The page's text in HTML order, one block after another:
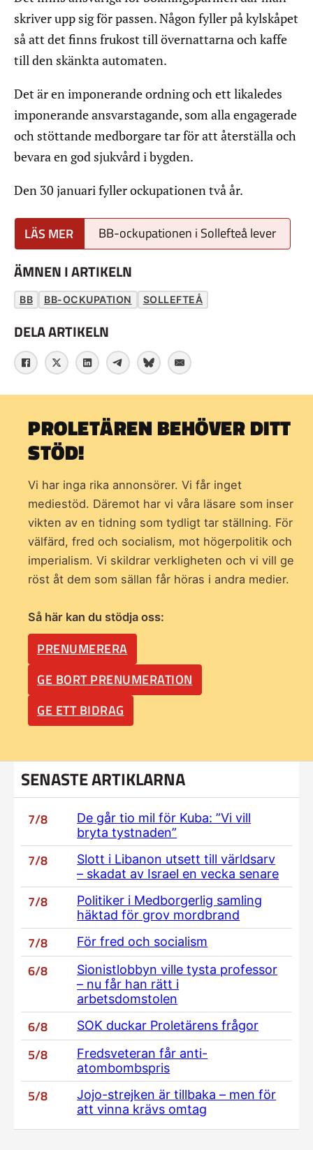
skriver upp sig för passen. Någon fyller på kylskåpet
så att det finns frukost till övernattarna och kaffe
till den skänkta automaten.
Det är en imponerande ordning och ett likaledes
imponerande ansvarstagande, som alla engagerade
och stöttande medborgare tar för att återställa och
bevara en god sjukvård i bygden.
Den 30 januari fyller ockupationen två år.
BB-ockupationen i Sollefteå lever
ÄMNEN I ARTIKELN
BB BB-OCKUPATION SOLLEFTEÅ
DELA ARTIKELN
PROLETÄREN BEHÖVER DITT
STÖD!
Vi har inga rika annonsörer. Vi får inget
mediestöd. Däremot har vi våra läsare som inser
vikten av en tidning som tydligt tar ställning. För
välfärd, fred och socialism, mot högerpolitik och
imperialism. Vi skildrar verkligheten och vi vill ge
röst åt dem som sällan får höras i andra medier.
Så här kan du stödja oss:
PRENUMERERA
GE BORT PRENUMERATION
GE ETT BIDRAG
SENASTE ARTIKLARNA
7/8
De går tio mil för Kuba: ”Vi vill
bryta tystnaden”
7/8
Slott i Libanon utsett till världsarv
– skadat av Israel en vecka senare
7/8
Politiker i Medborgerlig samling
häktad för grov mordbrand
7/8 För fred och socialism
6/8
Sionistlobbyn ville tysta professor
– nu får han rätt i
arbetsdomstolen
6/8 SOK duckar Proletärens frågor
5/8
Fredsveteran får anti-
atombombspris
5/8
Jojo-strejken är tillbaka – men för
att vinna krävs omtag